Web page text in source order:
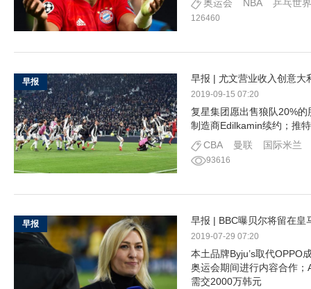
奥运会
NBA 乒乓世
126460
早报 | 尤文营业收入创意大
2019-09-15 07:20
复星集团愿出售狼队20%
制造商Edilkamin续约；推
CBA
曼联 国际米兰
93616
早报
早报 | BBC曝贝尔将留在皇
2019-07-29 07:20
本土品牌Byju’s取代OPPO
奥运会期间进行内容合作
需交2000万韩元
早报